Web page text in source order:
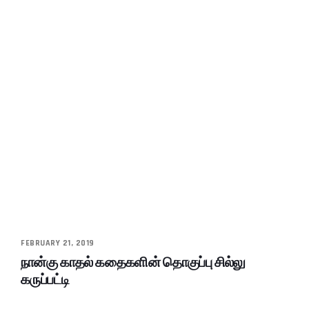
FEBRUARY 21, 2019
நான்கு காதல் கதைகளின் தொகுப்பு சில்லு
கருப்பட்டி